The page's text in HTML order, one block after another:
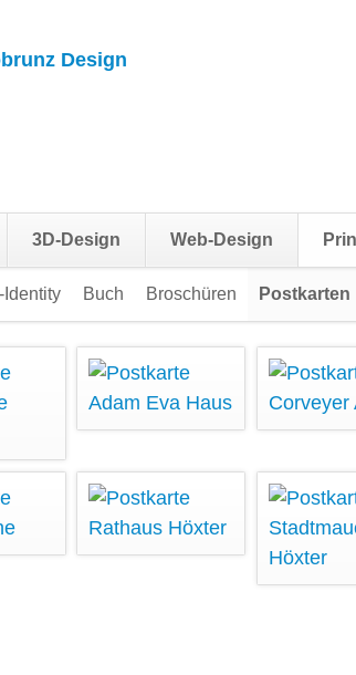
3D-Design Web-Design
Identity Buch Broschüren Postkarten